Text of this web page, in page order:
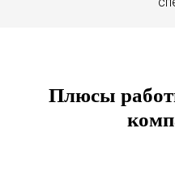
Плюсы